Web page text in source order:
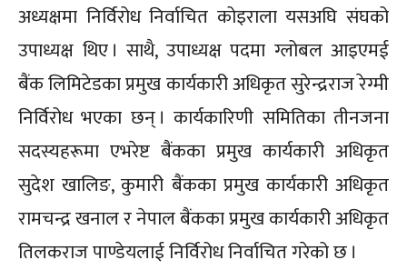
अध्यक्षमा निर्विरोध निर्वाचित कोइराला यसअघि संघको
उपाध्यक्ष थिए । साथै, उपाध्यक्ष पदमा ग्लोबल आइएमई
बैंक लिमिटेडका प्रमुख कार्यकारी अधिकृत सुरेन्द्रराज रेग्मी
निर्विरोध भएका छन् । कार्यकारिणी समितिका तीनजना
सदस्यहरूमा एभरेष्ट बैंकका प्रमुख कार्यकारी अधिकृत
सुदेश खालिङ, कुमारी बैंकका प्रमुख कार्यकारी अधिकृत
रामचन्द्र खनाल र नेपाल बैंकका प्रमुख कार्यकारी अधिकृत
तिलकराज पाण्डेयलाई निर्विरोध निर्वाचित गरेको छ ।